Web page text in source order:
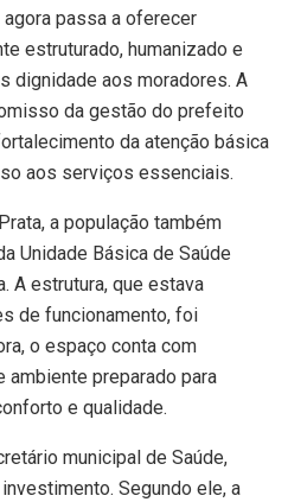
agora passa a oferecer
estruturado, humanizado e
dignidade aos moradores. A
da gestão do prefeito
da atenção básica
aos serviços essenciais.
a população também
Unidade Básica de Saúde
A estrutura, que estava
de funcionamento, foi
o espaço conta com
ambiente preparado para
e qualidade.
municipal de Saúde,
Segundo ele, a